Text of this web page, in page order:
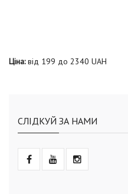
Ціна:від 199 до 2340 UAH
СЛІДКУЙ ЗА НАМИ